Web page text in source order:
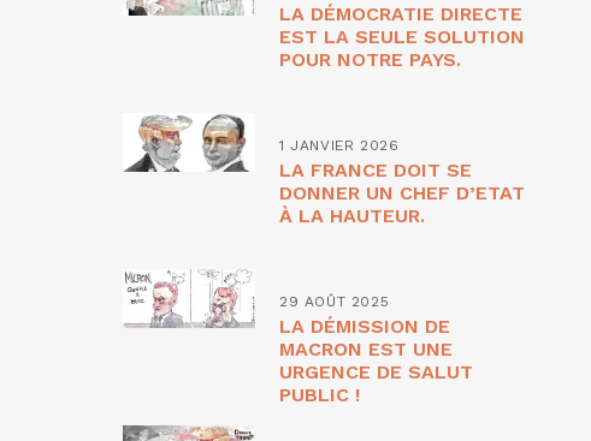
LA DÉMOCRATIE DIRECTE
EST LA SEULE SOLUTION
POUR NOTRE PAYS.
1 JANVIER 2026
LA FRANCE DOIT SE
DONNER UN CHEF D’ETAT
À LA HAUTEUR.
29 AOÛT 2025
LA DÉMISSION DE
MACRON EST UNE
URGENCE DE SALUT
PUBLIC !